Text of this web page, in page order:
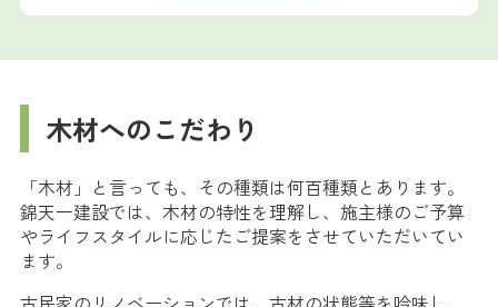
木材へのこだわり
「木材」と言っても、その種類は何百種類とあります。
錦天一建設では、木材の特性を理解し、施主様のご予算
やライフスタイルに応じたご提案をさせていただいてい
ます。